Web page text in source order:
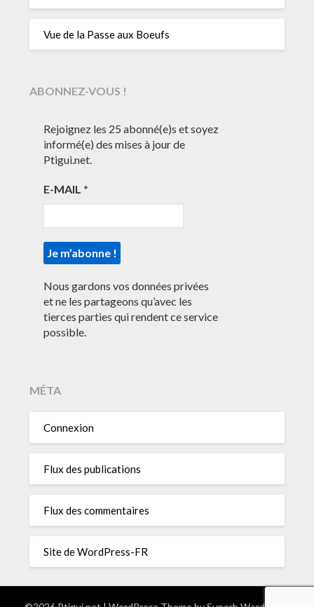
Vue de la Passe aux Boeufs
ABONNEZ-VOUS !
Rejoignez les 25 abonné(e)s et soyez
informé(e) des mises à jour de
Ptigui.net.
E-MAIL *
Nous gardons vos données privées
et ne les partageons qu’avec les
tierces parties qui rendent ce service
possible.
MÉTA
Connexion
Flux des publications
Flux des commentaires
Site de WordPress-FR